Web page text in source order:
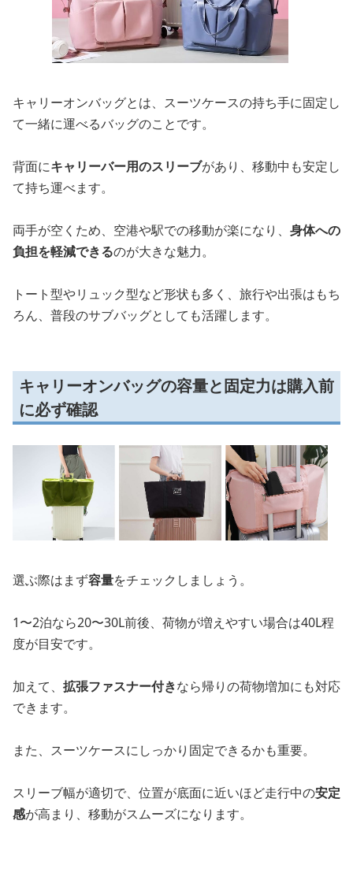
キャリーオンバッグとは、スーツケースの持ち手に固定し
て一緒に運べるバッグのことです。
背面にキャリーバー用のスリーブがあり、移動中も安定し
て持ち運べます。
両手が空くため、空港や駅での移動が楽になり、 身体への
負担を軽減できるのが大きな魅力。
トート型やリュック型など形状も多く、旅行や出張はもち
ろん、普段のサブバッグとしても活躍します。
キャリーオンバッグの容量と固定力は購入前
に必ず確認
選ぶ際はまず容量をチェックしましょう。
1〜2泊なら20〜30L前後、荷物が増えやすい場合は40L程
度が目安です。
加えて、 拡張ファスナー付きなら帰りの荷物増加にも対応
できます。
また、スーツケースにしっかり固定できるかも重要。
スリーブ幅が適切で、位置が底面に近いほど走行中の安定
感が高まり、移動がスムーズになります。